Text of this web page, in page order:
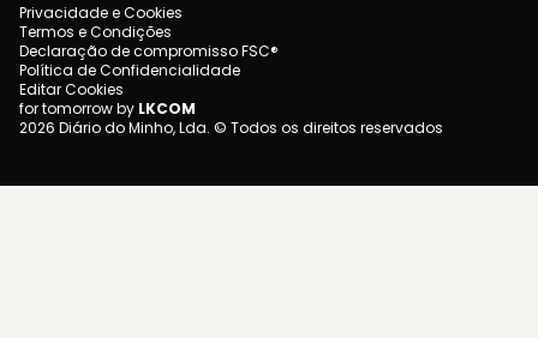
Privacidade e Cookies
Termos e Condições
Declaração de compromisso FSC®
Política de Confidencialidade
Editar Cookies
for tomorrow by LKCOM
2026 Diário do Minho, Lda. © Todos os direitos reservados